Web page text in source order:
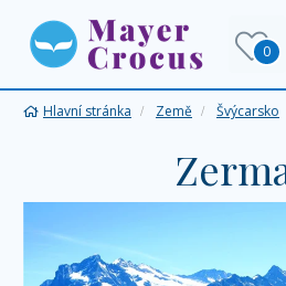
0
Hlavní stránka Země Švýcarsko